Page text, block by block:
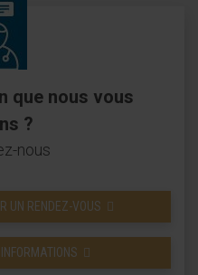
que nous vous
?
nous
UN RENDEZ-VOUS